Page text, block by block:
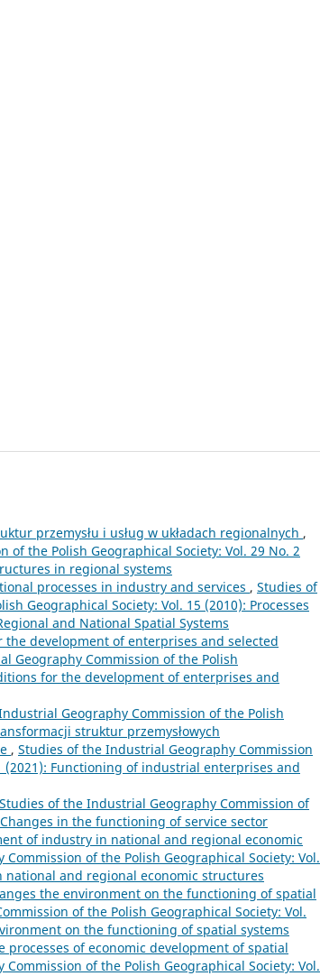
przemysłu i usług w układach regionalnych ,
the Polish Geographical Society: Vol. 29 No. 2
in regional systems
processes in industry and services , Studies of
Geographical Society: Vol. 15 (2010): Processes
and National Spatial Systems
the development of enterprises and selected
Geography Commission of the Polish
for the development of enterprises and
Geography Commission of the Polish
struktur przemysłowych
, Studies of the Industrial Geography Commission
(2021): Functioning of industrial enterprises and
Studies of the Industrial Geography Commission of
in the functioning of service sector
of industry in national and regional economic
of the Polish Geographical Society: Vol.
national and regional economic structures
the environment on the functioning of spatial
of the Polish Geographical Society: Vol.
on the functioning of spatial systems
processes of economic development of spatial
of the Polish Geographical Society: Vol.